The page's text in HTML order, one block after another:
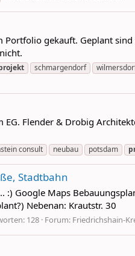
gekauft. Geplant
schmargendorf
Flender & Drobig
consult neubau potsdam
Stadtbahn
Google Maps
Nebenan: Krautstr. 30
128 Forum: Friedrichshain-